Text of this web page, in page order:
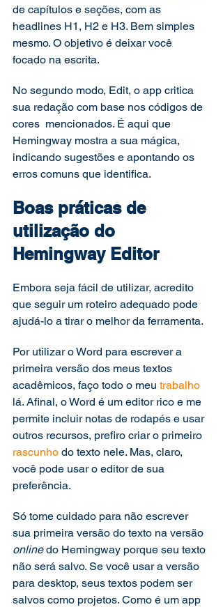
de capítulos e seções, com as
headlines H1, H2 e H3. Bem simples
mesmo. O objetivo é deixar você
focado na escrita.
No segundo modo, Edit, o app critica
sua redação com base nos códigos de
cores  mencionados. É aqui que
Hemingway mostra a sua mágica,
indicando sugestões e apontando os
erros comuns que identifica.
Boas práticas de
utilização do
Hemingway Editor
Embora seja fácil de utilizar, acredito
que seguir um roteiro adequado pode
ajudá-lo a tirar o melhor da ferramenta.
Por utilizar o Word para escrever a
primeira versão dos meus textos
acadêmicos, faço todo o meu trabalho
lá. Afinal, o Word é um editor rico e me
permite incluir notas de rodapés e usar
outros recursos, prefiro criar o primeiro
rascunho do texto nele. Mas, claro,
você pode usar o editor de sua
preferência.
Só tome cuidado para não escrever
sua primeira versão do texto na versão
online do Hemingway porque seu texto
não será salvo. Se você usar a versão
para desktop, seus textos podem ser
salvos como projetos. Como é um app